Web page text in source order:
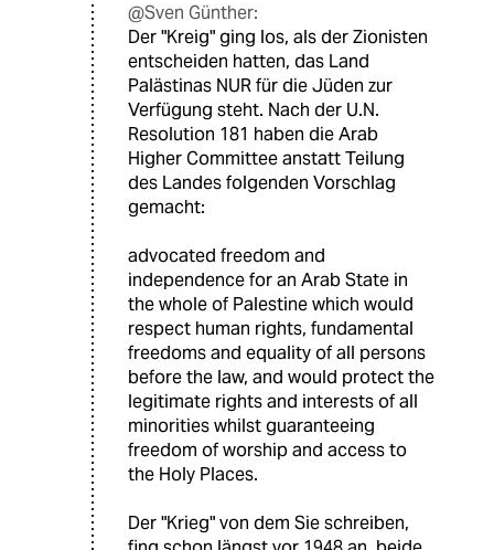
@Sven Günther:
Der "Kreig" ging los, als der Zionisten
entscheiden hatten, das Land
Palästinas NUR für die Jüden zur
Verfügung steht. Nach der U.N.
Resolution 181 haben die Arab
Higher Committee anstatt Teilung
des Landes folgenden Vorschlag
gemacht:
advocated freedom and
independence for an Arab State in
the whole of Palestine which would
respect human rights, fundamental
freedoms and equality of all persons
before the law, and would protect the
legitimate rights and interests of all
minorities whilst guaranteeing
freedom of worship and access to
the Holy Places.
Der "Krieg" von dem Sie schreiben,